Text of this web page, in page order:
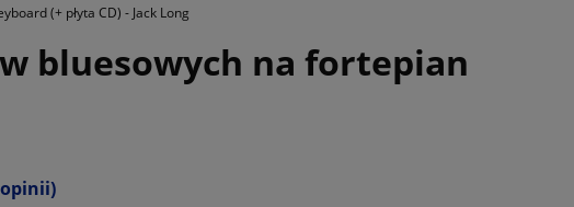
(+ płyta CD) - Jack Long
bluesowych na fortepian